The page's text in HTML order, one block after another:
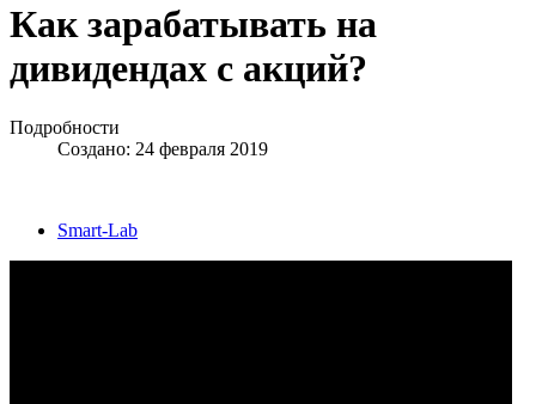
Как зарабатывать на
дивидендах с акций?
Подробности
Создано: 24 февраля 2019
Smart-Lab